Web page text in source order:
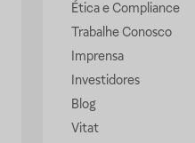
Ética e Compliance
Trabalhe Conosco
Imprensa
Investidores
Blog
Vitat